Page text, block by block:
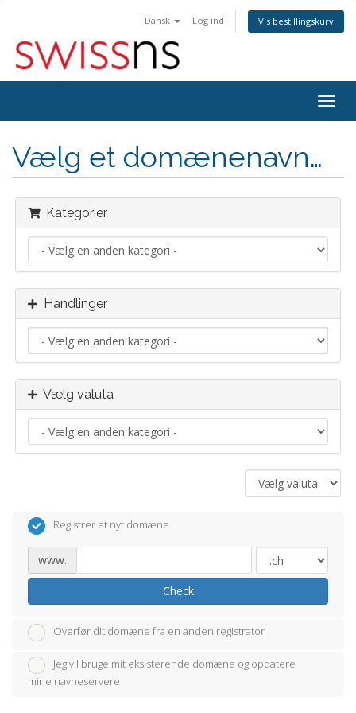
Dansk Log ind Vis bestillingskurv
Vælg et domænenavn…
Kategorier
Handlinger
Vælg valuta
Registrer et nyt domæne
www.
Check
Overfør dit domæne fra en anden registrator
Jeg vil bruge mit eksisterende domæne og opdatere
mine navneservere